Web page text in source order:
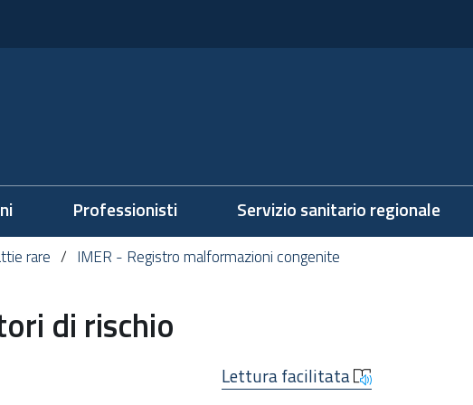
Professionisti Servizio sanitario regionale
rare IMER - Registro malformazioni congenite
di rischio
Lettura facilitata